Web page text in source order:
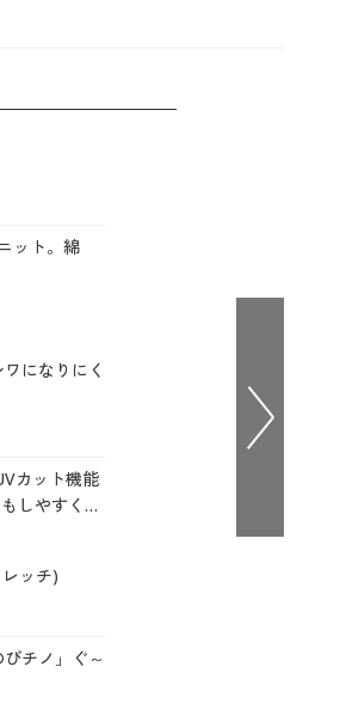
ット。綿
になりにく
カット機能
しやすく、
ッチ)
チノ」ぐ～